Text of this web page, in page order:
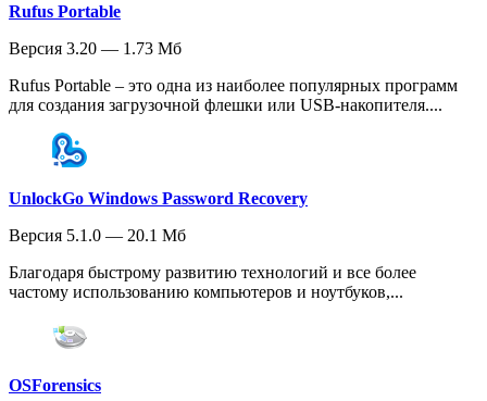
Rufus Portable
Версия 3.20 — 1.73 Мб
Rufus Portable – это одна из наиболее популярных программ
для создания загрузочной флешки или USB-накопителя....
UnlockGo Windows Password Recovery
Версия 5.1.0 — 20.1 Мб
Благодаря быстрому развитию технологий и все более
частому использованию компьютеров и ноутбуков,...
OSForensics